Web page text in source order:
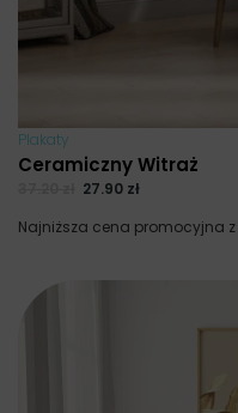
Plakaty
Ceramiczny Witraż
27.90 zł
Najniższa cena promocyjna